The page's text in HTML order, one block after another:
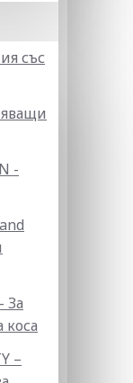
със
-
За
–